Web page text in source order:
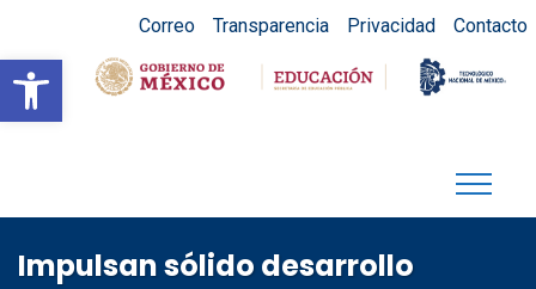
Abrir barra de herramientas
Correo Transparencia Privacidad Contacto
Impulsan sólido desarrollo